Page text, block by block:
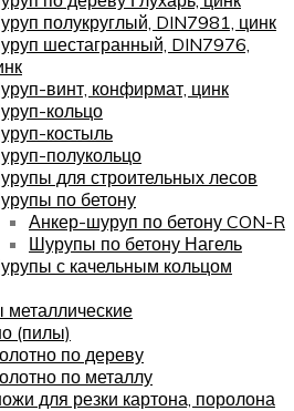
полукруглый, DIN7981, цинк
шестагранный, DIN7976,
винт, конфирмат, цинк
кольцо
костыль
полукольцо
для строительных лесов
по бетону
Анкер-шуруп по бетону CON-R
Шурупы по бетону Нагель
с качельным кольцом
металлические
(пилы)
по дереву
по металлу
для резки картона, поролона